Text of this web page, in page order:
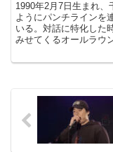
1990年2月7日生まれ
ようにパンチラインを
いる。対話に特化した
みせてくるオールラウ